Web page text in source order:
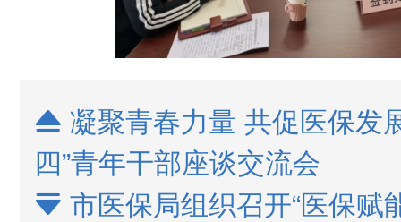
 凝聚青春力量 共促医保
四”青年干部座谈交流会
 市医保局组织召开“医保赋